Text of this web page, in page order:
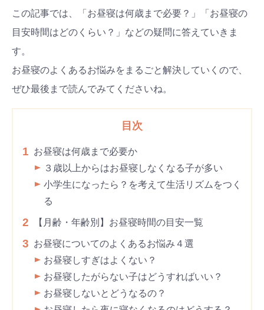
この記事では、「お昼寝は何歳まで必要？」「お昼寝の
目安時間はどのくらい？」などの疑問に答えていきま
す。
お昼寝のよくあるお悩みをまるごと解決していくので、
ぜひ最後まで読んでみてくださいね。
目次
1 お昼寝は何歳まで必要か
３歳以上からはお昼寝しなくなる子が多い
小学生になったら？を考えて生活リズムをつく
る
2 【月齢・年齢別】お昼寝時間の目安一覧
3 お昼寝についてのよくあるお悩み４選
お昼寝しすぎはよくない？
お昼寝したがらない子はどうすればいい？
お昼寝しないとどうなるの？